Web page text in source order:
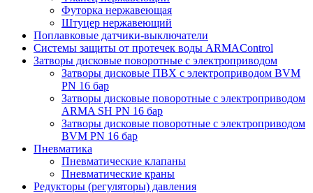
Футорка нержавеющая
Штуцер нержавеющий
Поплавковые датчики-выключатели
Системы защиты от протечек воды ARMAControl
Затворы дисковые поворотные с электроприводом
Затворы дисковые ПВХ с электроприводом BVM
PN 16 бар
Затворы дисковые поворотные с электроприводом
ARMA SH PN 16 бар
Затворы дисковые поворотные с электроприводом
BVM PN 16 бар
Пневматика
Пневматические клапаны
Пневматические краны
Редукторы (регуляторы) давления